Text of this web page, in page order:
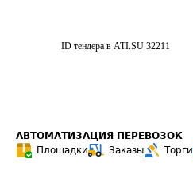
ID тендера в ATI.SU 32211
АВТОМАТИЗАЦИЯ ПЕРЕВОЗОК
Площадки
Заказы Торги